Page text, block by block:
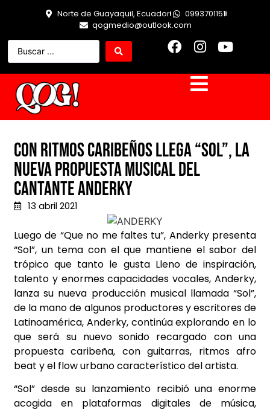
Norte de Guayaquil, Ecuador
0993701151
qogmedio@outlook.com
Con ritmos caribeños llega “Sol”, la
nueva propuesta musical del
cantante Anderky
13 abril 2021
Luego de “Que no me faltes tu”, Anderky presenta
“Sol”, un tema con el que mantiene el sabor del
trópico que tanto le gusta Lleno de inspiración,
talento y enormes capacidades vocales, Anderky,
lanza su nueva producción musical llamada “Sol”,
de la mano de algunos productores y escritores de
Latinoamérica, Anderky, continúa explorando en lo
que será su nuevo sonido recargado con una
propuesta caribeña, con guitarras, ritmos afro
beat y el flow urbano característico del artista.
“Sol” desde su lanzamiento recibió una enorme
acogida en plataformas digitales de música,